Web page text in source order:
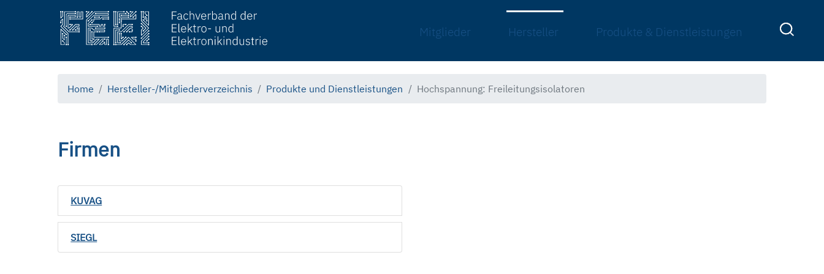
Mitglieder Hersteller Produkte & Dienstleistungen
Home Hersteller-/Mitgliederverzeichnis Produkte und Dienstleistungen Hochspannung: Freileitungsisolatoren
Firmen
KUVAG
SIEGL